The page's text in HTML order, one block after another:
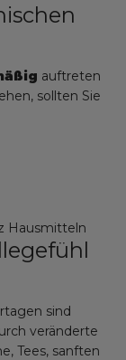
auftreten
sollten Sie
Hausmitteln
sind
veränderte
Tees, sanften